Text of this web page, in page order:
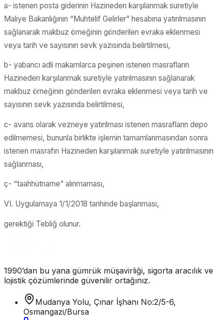
a- istenen posta giderinin Hazineden karşılanmak suretiyle
Maliye Bakanlığının “Muhtelif Gelirler” hesabına yatırılmasının
sağlanarak makbuz örneğinin gönderilen evraka eklenmesi
veya tarih ve sayısının sevk yazısında belirtilmesi,
b- yabancı adli makamlarca peşinen istenen masrafların
Hazineden karşılanmak suretiyle yatırılmasının sağlanarak
makbuz örneğinin gönderilen evraka eklenmesi veya tarih ve
sayısının sevk yazısında belirtilmesi,
c- avans olarak vezneye yatırılması istenen masrafların depo
edilmemesi, bununla birlikte işlemin tamamlanmasından sonra
istenen masrafın Hazineden karşılanmak suretiyle yatırılmasının
sağlanması,
ç- “taahhütname” alınmaması,
VI. Uygulamaya 1/1/2018 tarihinde başlanması,
gerektiği Tebliğ olunur.
1990’dan bu yana gümrük müşavirliği, sigorta aracılık ve
lojistik çözümlerinde güvenilir ortağınız.
Mudanya Yolu, Çınar İşhanı No:2/5-6,
Osmangazi/Bursa